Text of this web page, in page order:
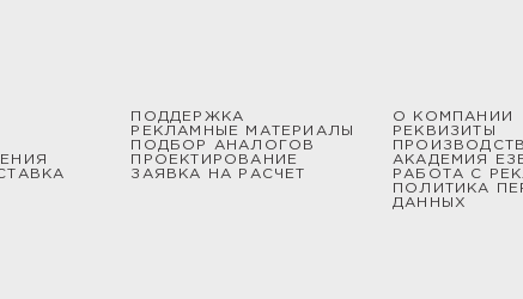
ПОДДЕРЖКА
РЕКЛАМНЫЕ МАТЕРИАЛЫ
ПОДБОР АНАЛОГОВ
ПРОЕКТИРОВАНИЕ
ЗАЯВКА НА РАСЧЕТ
О КОМПАНИИ
РЕКВИЗИТЫ
АКАДЕМИЯ
РАБОТА С
ПОЛИТИКА
ДАННЫХ